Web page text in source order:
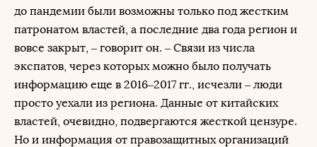
до пандемии были возможны только под жестким
патронатом властей, а последние два года регион и
вовсе закрыт, – говорит он. – Связи из числа
экспатов, через которых можно было получать
информацию еще в 2016–2017 гг., исчезли – люди
просто уехали из региона. Данные от китайских
властей, очевидно, подвергаются жесткой цензуре.
Но и информация от правозащитных организаций